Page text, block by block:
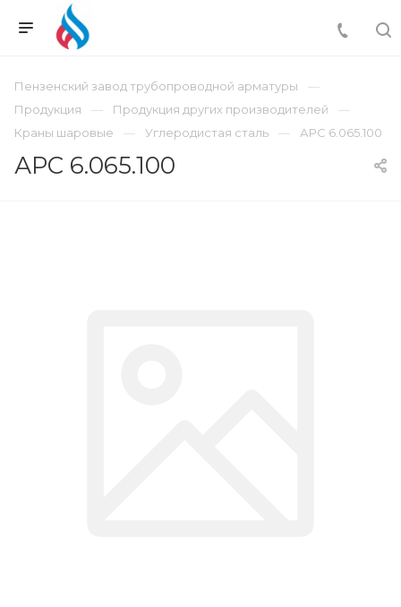
Пензенский завод трубопроводной арматуры
Продукция
Продукция других производителей
Краны шаровые
Углеродистая сталь АРС 6.065.100
АРС 6.065.100